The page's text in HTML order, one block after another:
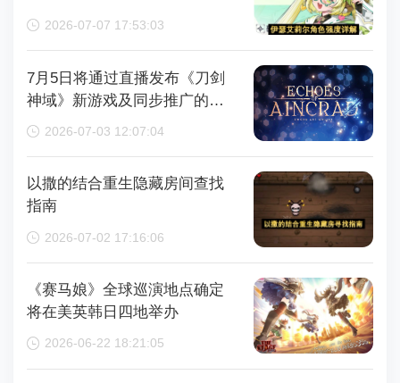
2026-07-07 17:53:03
7月5日将通过直播发布《刀剑
神域》新游戏及同步推广的动
画内容，整场直播时长为110分
2026-07-03 12:07:04
以撒的结合重生隐藏房间查找
指南
2026-07-02 17:16:06
《赛马娘》全球巡演地点确定
将在美英韩日四地举办
2026-06-22 18:21:05